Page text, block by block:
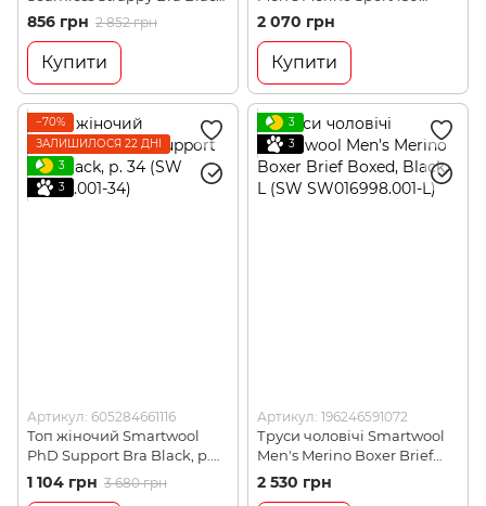
р. L (SW 16023.001-L)
856 грн 2 852 грн
Купити
Boxer Brief Boxed, S - Black
(SW SW017342.001-S)
2 070 грн
Купити
−70%
ЗАЛИШИЛОСЯ 22 ДНІ
3
3
Артикул: 605284661116
Топ жіночий Smartwool
PhD Support Bra Black, р.
34 (SW SO150.001-34)
1 104 грн 3 680 грн
3
3
Артикул: 196246591072
Труси чоловічі Smartwool
Men's Merino Boxer Brief
Boxed, Black, L (SW
SW016998.001-L)
2 530 грн